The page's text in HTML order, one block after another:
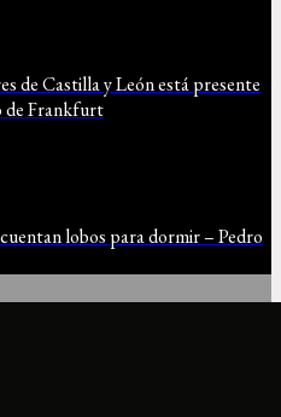
de Castilla y León está presente
de Frankfurt
lobos para dormir – Pedro